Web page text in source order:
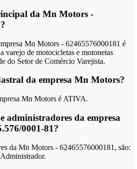
da Mn Motors -
Mn Motors - 62465576000181 é
varejo de motocicletas e motonetas
do Setor de Comércio Varejista.
da empresa Mn Motors?
Mn Motors é ATIVA.
administradores da empresa
0001-81?
da Mn Motors - 62465576000181, são: